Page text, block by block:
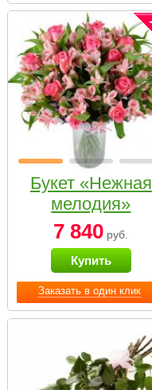
Заказать в один клик
Букет «Нежная
мелодия»
7 840 руб.
Купить